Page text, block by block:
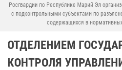
Росгвардии по Республике Марий Эл
с подконтрольными субъектами по
содержащихся в
ОТДЕЛЕНИЕМ
КОНТРОЛЯ